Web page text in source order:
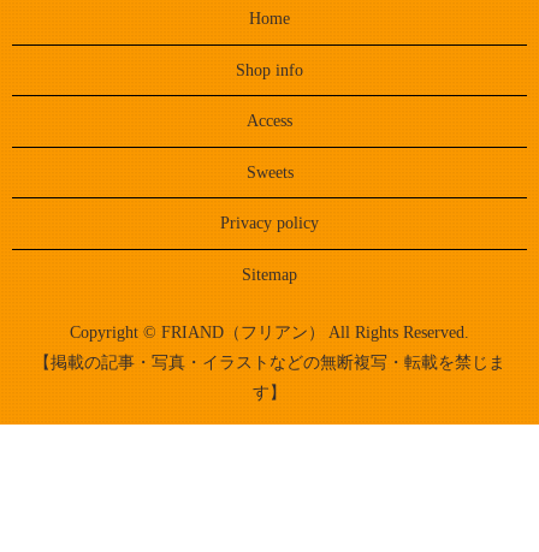
Home
Shop info
Access
Sweets
Privacy policy
Sitemap
Copyright © FRIAND（フリアン） All Rights Reserved.
【掲載の記事・写真・イラストなどの無断複写・転載を禁じま
す】